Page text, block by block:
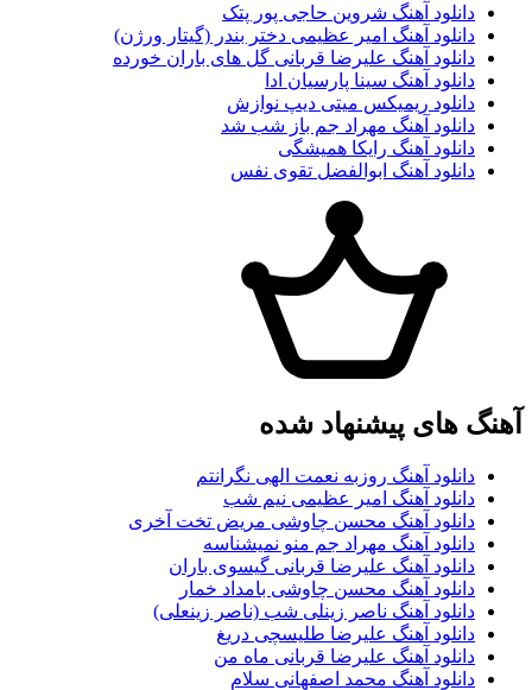
دانلود آهنگ شروین حاجی پور پتک
دانلود آهنگ امیر عظیمی دختر بندر (گیتار ورژن)
دانلود آهنگ علیرضا قربانی گل های باران خورده
دانلود آهنگ سینا پارسیان ادا
دانلود ریمیکس میتی دیپ نوازش
دانلود آهنگ مهراد جم باز شب شد
دانلود آهنگ رایکا همیشگی
دانلود آهنگ ابوالفضل تقوی نفس
آهنگ های پیشنهاد شده
دانلود آهنگ روزبه نعمت الهی نگرانتم
دانلود آهنگ امیر عظیمی نیم شب
دانلود آهنگ محسن چاوشی مریض تخت آخری
دانلود آهنگ مهراد جم منو نمیشناسه
دانلود آهنگ علیرضا قربانی گیسوی باران
دانلود آهنگ محسن چاوشی بامداد خمار
دانلود آهنگ ناصر زینلی شب (ناصر زینعلی)
دانلود آهنگ علیرضا طلیسچی دریغ
دانلود آهنگ علیرضا قربانی ماه من
دانلود آهنگ محمد اصفهانی سلام